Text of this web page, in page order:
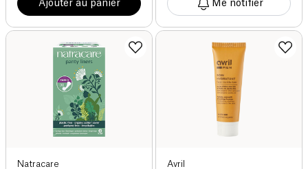
Ajouter au panier Me notifier
Natracare Avril